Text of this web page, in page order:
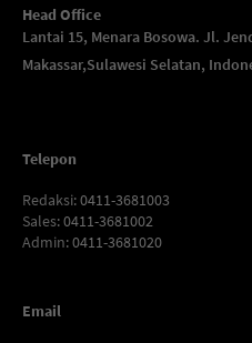
Head Office
Lantai 15, Menara Bosowa. Jl.
Makassar,Sulawesi Selatan,
Telepon
Redaksi: 0411-3681003
Sales: 0411-3681002
Admin: 0411-3681020
Email